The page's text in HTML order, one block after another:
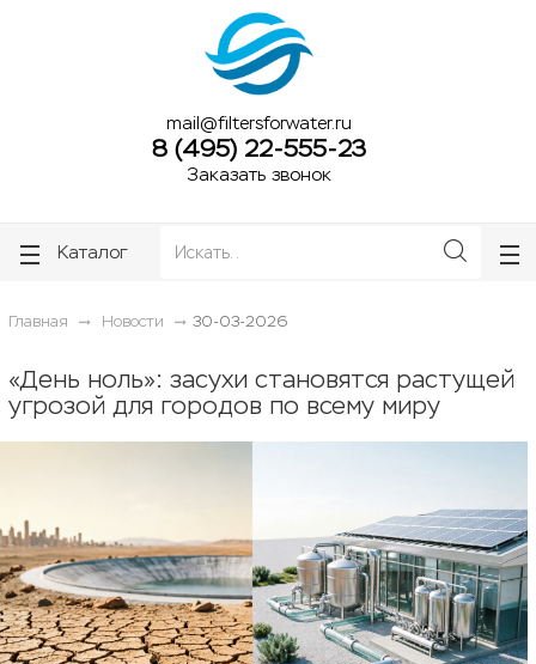
mail@filtersforwater.ru
8 (495) 22-555-23
Заказать звонок
Каталог
Главная Новости 30-03-2026
«День ноль»: засухи становятся растущей
угрозой для городов по всему миру